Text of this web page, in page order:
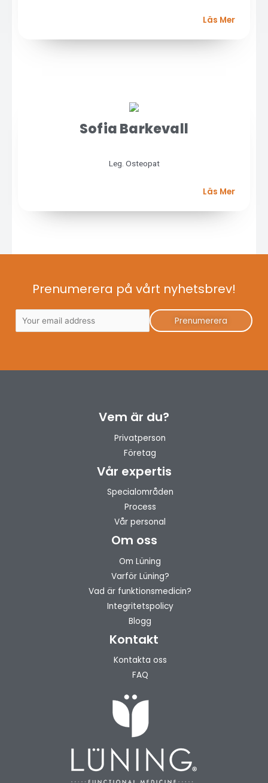
Läs Mer
Sofia Barkevall
Leg. Osteopat
Läs Mer
Prenumerera på vårt nyhetsbrev!
Vem är du?
Privatperson
Företag
Vår expertis
Specialområden
Process
Vår personal
Om oss
Om Lüning
Varför Lüning?
Vad är funktionsmedicin?
Integritetspolicy
Blogg
Kontakt
Kontakta oss
FAQ